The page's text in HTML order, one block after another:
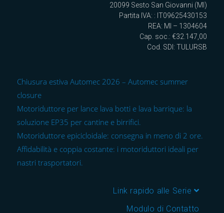
20099 Sesto San Giovanni (MI)
Partita IVA: : IT09625430153
REA: MI – 1304604
Cap. soc.: €32.147,00
Cod. SDI: TULURSB
Chiusura estiva Automec 2026 – Automec summer
closure
Motoriduttore per lance lava botti e lava barrique: la
soluzione EP35 per cantine e birrifici.
Motoriduttore epicicloidale: consegna in meno di 2 ore.
Affidabilità e coppia costante: i motoriduttori ideali per
nastri trasportatori.
Link rapido alle Serie
Modulo di Contatto